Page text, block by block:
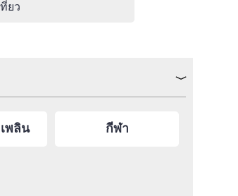
ยว
พลิน กีฬา